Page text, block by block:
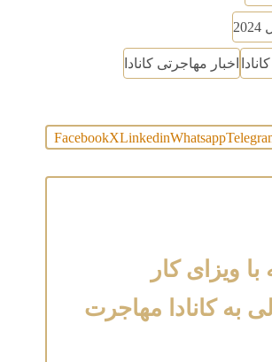
اخبار مهاجرتی کانادا
FacebookXLinkedinWhatsapp
ویزای کار
به کانادا مهاجرت